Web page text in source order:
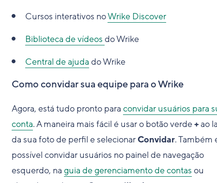
Cursos interativos noWrike Discover
Biblioteca de vídeos do Wrike
Central de ajuda do Wrike
Como convidar sua equipe para o Wrike
Agora, está tudo pronto para convidar usuários para
conta. A maneira mais fácil é usar o botão verde+ao
da sua foto de perfil e selecionarConvidar. Também
possível convidar usuários no painel de navegação
esquerdo, na guia de gerenciamento de contas ou